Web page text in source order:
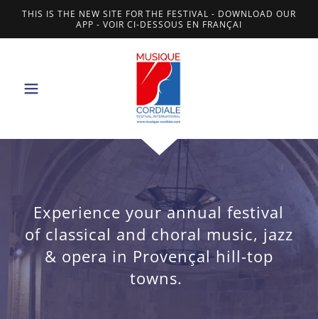
THIS IS THE NEW SITE FOR THE FESTIVAL - DOWNLOAD OUR
APP - VOIR CI-DESSOUS EN FRANÇAI
Experience your annual festival
of classical and choral music, jazz
& opera in Provençal hill-top
towns.